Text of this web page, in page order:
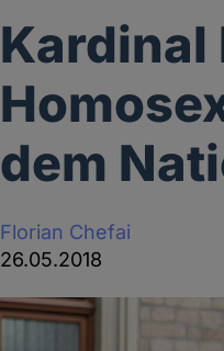
dem
Florian Chefai
26.05.2018